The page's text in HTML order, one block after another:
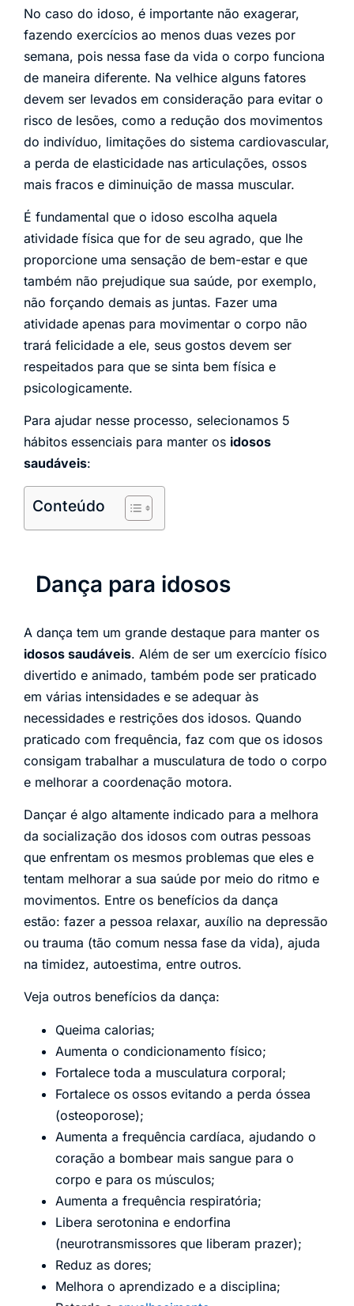
No caso do idoso, é importante não exagerar,
fazendo exercícios ao menos duas vezes por
semana, pois nessa fase da vida o corpo funciona
de maneira diferente. Na velhice alguns fatores
devem ser levados em consideração para evitar o
risco de lesões, como a redução dos movimentos
do indivíduo, limitações do sistema cardiovascular,
a perda de elasticidade nas articulações, ossos
mais fracos e diminuição de massa muscular.
É fundamental que o idoso escolha aquela
atividade física que for de seu agrado, que lhe
proporcione uma sensação de bem-estar e que
também não prejudique sua saúde, por exemplo,
não forçando demais as juntas. Fazer uma
atividade apenas para movimentar o corpo não
trará felicidade a ele, seus gostos devem ser
respeitados para que se sinta bem física e
psicologicamente.
Para ajudar nesse processo, selecionamos 5
hábitos essenciais para manter os idosos
saudáveis:
Conteúdo
Dança para idosos
A dança tem um grande destaque para manter os
idosos saudáveis. Além de ser um exercício físico
divertido e animado, também pode ser praticado
em várias intensidades e se adequar às
necessidades e restrições dos idosos. Quando
praticado com frequência, faz com que os idosos
consigam trabalhar a musculatura de todo o corpo
e melhorar a coordenação motora.
Dançar é algo altamente indicado para a melhora
da socialização dos idosos com outras pessoas
que enfrentam os mesmos problemas que eles e
tentam melhorar a sua saúde por meio do ritmo e
movimentos. Entre os benefícios da dança
estão: fazer a pessoa relaxar, auxílio na depressão
ou trauma (tão comum nessa fase da vida), ajuda
na timidez, autoestima, entre outros.
Veja outros benefícios da dança:
Queima calorias;
Aumenta o condicionamento físico;
Fortalece toda a musculatura corporal;
Fortalece os ossos evitando a perda óssea
(osteoporose);
Aumenta a frequência cardíaca, ajudando o
coração a bombear mais sangue para o
corpo e para os músculos;
Aumenta a frequência respiratória;
Libera serotonina e endorfina
(neurotransmissores que liberam prazer);
Reduz as dores;
Melhora o aprendizado e a disciplina;